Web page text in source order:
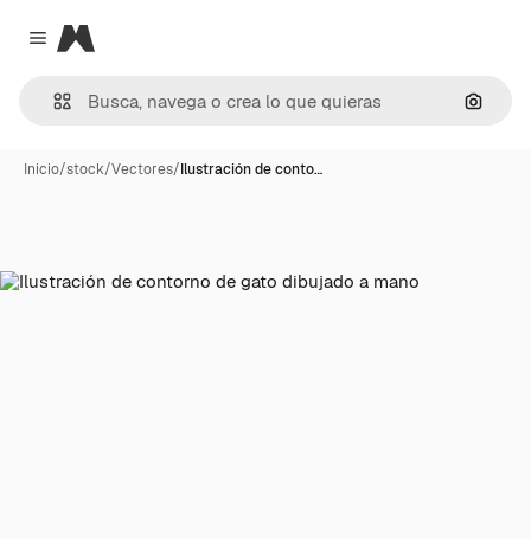
Close menu
Magnific
Inicio/stock/Vectores/Ilustración de conto…